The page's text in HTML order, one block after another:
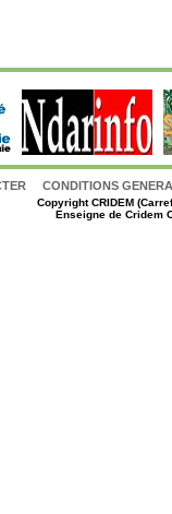
CONDITIONS
CopyrightCRIDEM
Enseigne de Cridem